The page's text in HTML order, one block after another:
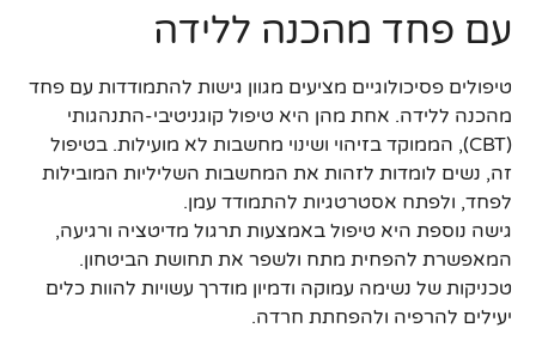
עם פחד מהכנה ללידה
טיפולים פסיכולוגיים מציעים מגוון גישות להתמודדות עם פחד
מהכנה ללידה. אחת מהן היא טיפול קוגניטיבי-התנהגותי
(CBT), הממוקד בזיהוי ושינוי מחשבות לא מועילות. בטיפול
זה, נשים לומדות לזהות את המחשבות השליליות המובילות
לפחד, ולפתח אסטרטגיות להתמודד עמן.
גישה נוספת היא טיפול באמצעות תרגול מדיטציה ורגיעה,
המאפשרת להפחית מתח ולשפר את תחושת הביטחון.
טכניקות של נשימה עמוקה ודמיון מודרך עשויות להוות כלים
יעילים להרפיה ולהפחתת חרדה.